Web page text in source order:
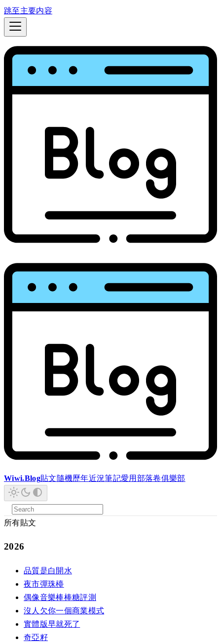
跳至主要内容
Wiwi.Blog貼文隨機歷年近況筆記愛用 部落卷俱樂部
所有貼文
2026
品質是白開水
夜市彈珠檯
偶像音樂棒棒糖評測
沒人欠你一個商業模式
實體版早就死了
奇亞籽